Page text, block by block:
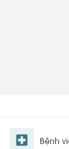
Bệnh